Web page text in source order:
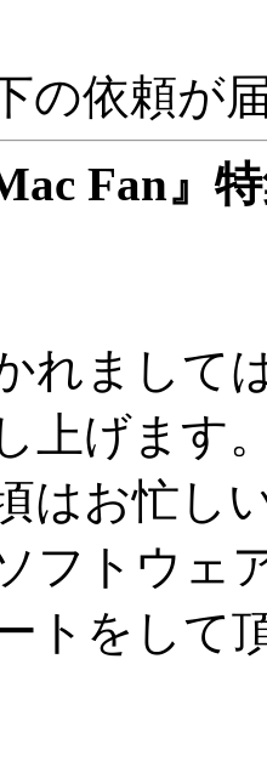
の依頼が
Fan』
れまして
上げます
はお忙し
フトウェ
トをして